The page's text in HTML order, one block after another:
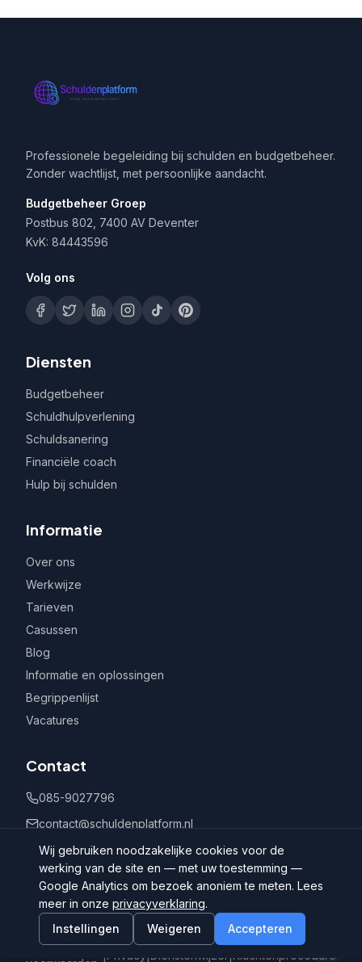
Professionele begeleiding bij schulden en budgetbeheer.
Zonder wachtlijst, met persoonlijke aandacht.
Budgetbeheer Groep
Postbus 802, 7400 AV Deventer
KvK: 84443596
Volg ons
Diensten
Budgetbeheer
Schuldhulpverlening
Schuldsanering
Financiële coach
Hulp bij schulden
Informatie
Over ons
Werkwijze
Tarieven
Casussen
Blog
Informatie en oplossingen
Begrippenlijst
Vacatures
Contact
085-9027796
contact@schuldenplatform.nl
Postbus 802, 7400 AV Deventer
©
Schuldenplatform.nl
Algemene
|Privacy |Dienstenwijzer |Klachtenprocedure
Wij gebruiken noodzakelijke cookies voor de
werking van de site en — met uw toestemming —
Google Analytics om bezoek anoniem te meten. Lees
meer in onze privacyverklaring.
Instellingen
Weigeren Accepteren